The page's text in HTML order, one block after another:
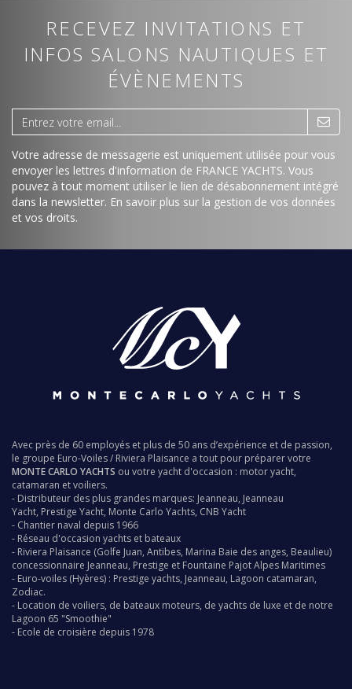
RECEVEZ INVITATIONS ET
INFOS SALONS NAUTIQUES ET
ÉVÈNEMENTS
Votre adresse de messagerie est uniquement utilisée pour vous
envoyer les lettres d'information de FRANCE YACHTS. Vous
pouvez à tout moment utiliser le lien de désabonnement intégré
dans la newsletter. En savoir plus sur la gestion de vos données
et vos droits.
Avec près de 60 employés et plus de 50 ans d’expérience et de passion,
le groupe Euro-Voiles/ Riviera Plaisance a tout pour préparer votre
MONTE CARLO YACHTS ou votre yacht d'occasion : motor yacht,
catamaran et voiliers.
- Distributeur des plus grandes marques: Jeanneau, Jeanneau
Yacht, Prestige Yacht, Monte Carlo Yachts, CNB Yacht
- Chantier naval depuis 1966
- Réseau d'occasion yachts et bateaux
- Riviera Plaisance (Golfe Juan, Antibes, Marina Baie des anges, Beaulieu)
concessionnaire Jeanneau, Prestige et Fountaine PajotAlpes Maritimes
- Euro-voiles (Hyères) : Prestige yachts, Jeanneau, Lagoon catamaran,
Zodiac.
- Location de voiliers, de bateaux moteurs, de yachts de luxe et de notre
Lagoon 65 "Smoothie"
- Ecole de croisière depuis 1978